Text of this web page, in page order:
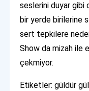
seslerini duyar gibi
bir yerde birilerine
sert tepkilere
Show da mizah ile
çekmiyor.
Etiketler: güldür